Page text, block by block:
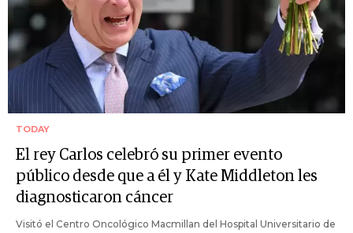
TODAY
El rey Carlos celebró su primer evento
público desde que a él y Kate Middleton les
diagnosticaron cáncer
Visitó el Centro Oncológico Macmillan del Hospital Universitario de